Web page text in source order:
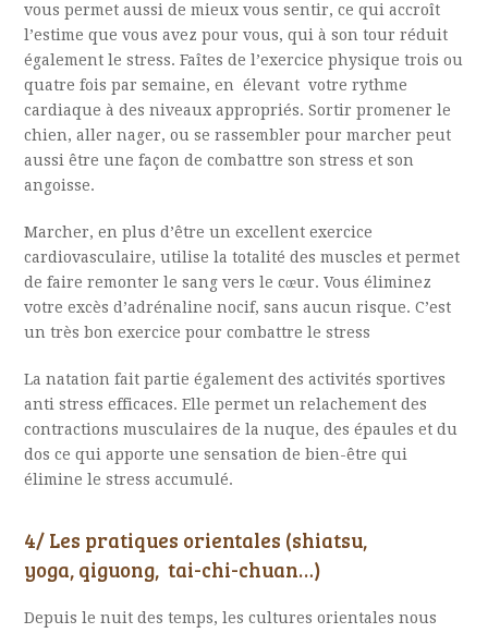
vous permet aussi de mieux vous sentir, ce qui accroît
l’estime que vous avez pour vous, qui à son tour réduit
également le stress. Faîtes de l’exercice physique trois ou
quatre fois par semaine, en élevant votre rythme
cardiaque à des niveaux appropriés. Sortir promener le
chien, aller nager, ou se rassembler pour marcher peut
aussi être une façon de combattre son stress et son
angoisse.
Marcher, en plus d’être un excellent exercice
cardiovasculaire, utilise la totalité des muscles et permet
de faire remonter le sang vers le cœur. Vous éliminez
votre excès d’adrénaline nocif, sans aucun risque. C’est
un très bon exercice pour combattre le stress
La natation fait partie également des activités sportives
anti stress efficaces. Elle permet un relachement des
contractions musculaires de la nuque, des épaules et du
dos ce qui apporte une sensation de bien-être qui
élimine le stress accumulé.
4/ Les pratiques orientales (shiatsu,
yoga, qiguong, tai-chi-chuan…)
Depuis le nuit des temps, les cultures orientales nous